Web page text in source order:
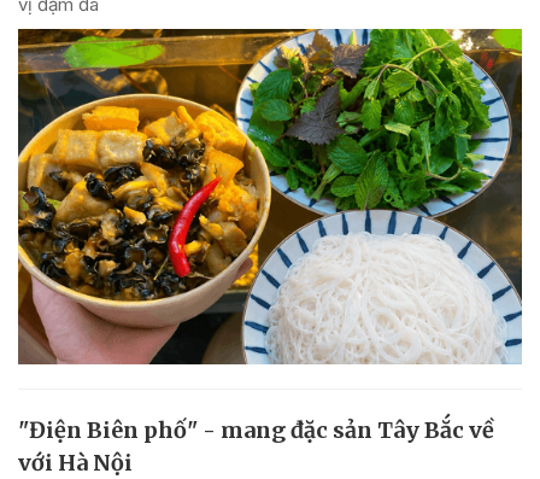
"Điện Biên phố" - mang đặc sản Tây Bắc về
với Hà Nội